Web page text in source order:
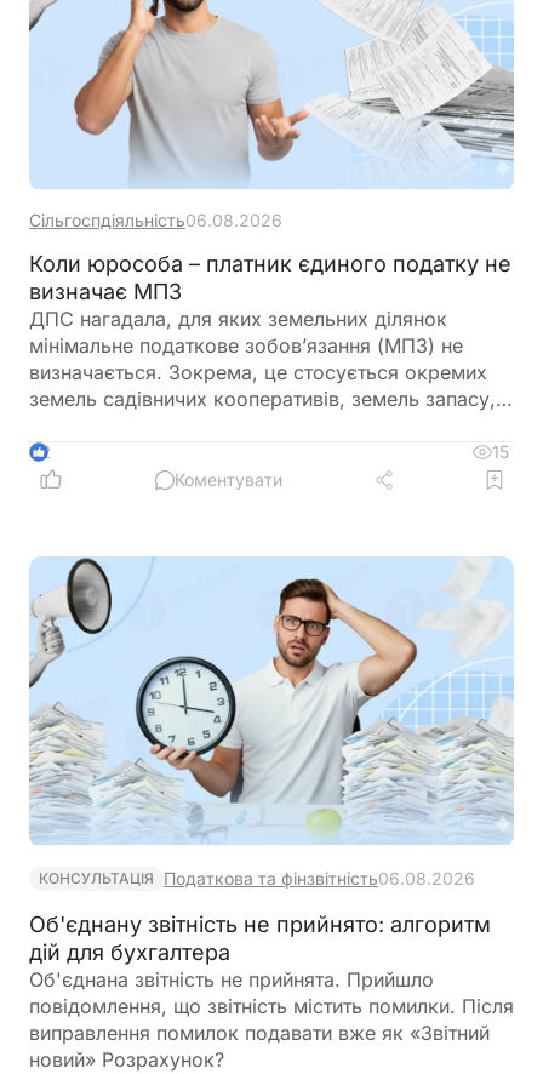
Сільгоспдіяльність06.08.2026
Коли юрособа – платник єдиного податку не
визначає МПЗ
ДПС нагадала, для яких земельних ділянок
мінімальне податкове зобов’язання (МПЗ) не
визначається. Зокрема, це стосується окремих
земель садівничих кооперативів, земель запасу,
ділянок у межах населених пунктів, а також
земель, що перебувають у консервації чи
враховувати особливості, встановлені
Податковим кодексом України
2
15
Коментувати
КОНСУЛЬТАЦІЯ Податкова та фінзвітність06.08.2026
Об'єднану звітність не прийнято: алгоритм
дій для бухгалтера
Об'єднана звітність не прийнята. Прийшло
повідомлення, що звітність містить помилки. Після
виправлення помилок подавати вже як «Звітний
новий» Розрахунок?